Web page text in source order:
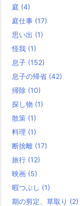
庭 (4)
庭仕事 (17)
思い出 (1)
怪我 (1)
息子 (152)
息子の帰省 (42)
掃除 (10)
探し物 (1)
散策 (1)
料理 (1)
断捨離 (17)
旅行 (12)
映画 (5)
暇つぶし (1)
期の剪定、草取り (2)